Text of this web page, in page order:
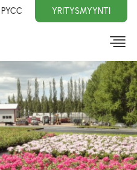
PYCC YRITYSMYYNTI